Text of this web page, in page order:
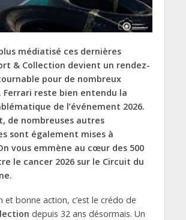
médiatisé ces dernières
& Collection devient un rendez-
pour de nombreux
Ferrari reste bien entendu la
de l’événement 2026.
de nombreuses autres
sont également mises à
vous emmène au cœur des 500
le cancer 2026 sur le Circuit du
et bonne action, c’est le crédo de
depuis 32 ans désormais. Un